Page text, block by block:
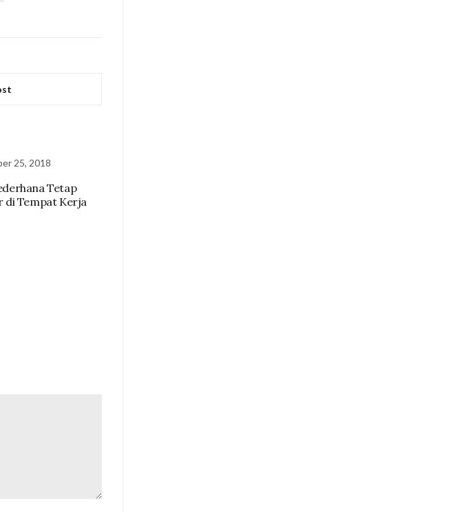
25, 2018
Tetap
di Tempat Kerja